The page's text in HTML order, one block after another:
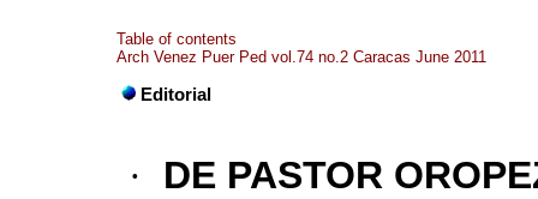
Table of contents
Arch Venez Puer Ped vol.74 no.2 Caracas June 2011
Editorial
· DE PASTOR